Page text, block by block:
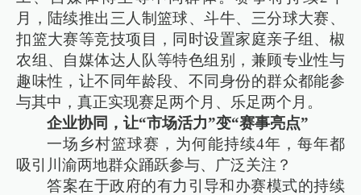
月，陆续推出三人制篮球、斗牛、三分球大赛、
扣篮大赛等竞技项目，同时设置家庭亲子组、椒
农组、自媒体达人队等特色组别，兼顾专业性与
趣味性，让不同年龄段、不同身份的群众都能参
与其中，真正实现赛足两个月、乐足两个月。
企业协同，让“市场活力”变“赛事亮点”
一场乡村篮球赛，为何能持续4年，每年都
吸引川渝两地群众踊跃参与、广泛关注？
答案在于政府的有力引导和办赛模式的持续